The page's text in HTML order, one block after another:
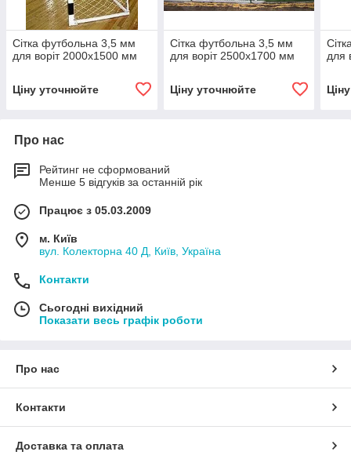
Сітка футбольна 3,5 мм
для воріт 2000х1500 мм
Ціну уточнюйте
Сітка футбольна 3,5 мм
для воріт 2500х1700 мм
Ціну уточнюйте
для
Про нас
Рейтинг не сформований
Менше 5 відгуків за останній рік
Працює з 05.03.2009
м. Київ
вул. Колекторна 40 Д, Київ, Україна
Контакти
Сьогодні вихідний
Показати весь графік роботи
Про нас
Контакти
Доставка та оплата